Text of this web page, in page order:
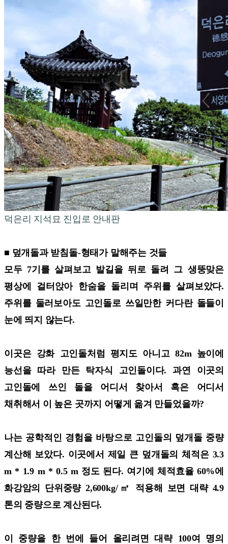
덕은리 지석묘 진입로 안내판
■ 덮개돌과 받침돌-형태가 말해주는 것들
모두 7기를 살펴보고 발길을 뒤로 돌려 그 생뚱맞은
평상에 걸터앉아 한숨을 돌리며 주위를 살펴보았다.
주위를 둘러보아도 고인돌로 쓰일만한 커다란 돌들이
눈에 띄지 않는다.
이곳은 강화 고인돌처럼 평지도 아니고 82m 높이에
능선을 따라 만든 탁자식 고인돌이다. 과연 이곳의
고인돌에 쓰인 돌을 어디서 찾아서 혹은 어디서
채취해서 이 높은 곳까지 어떻게 옮겨 만들었을까?
나는 공학적인 경험을 바탕으로 고인돌의 덮개돌 중량
계산해 보았다. 이곳에서 제일 큰 덮개돌의 체적은 3.3
m * 1.9 m * 0.5 m 정도 된다. 여기에 체적효율 60%에
화강암의 단위중량 2,600kg/㎥ 적용해 보면 대략 4.9
톤의 중량으로 계산된다.
이 중량을 한 번에 들어 올리려면 대략 100여 명의